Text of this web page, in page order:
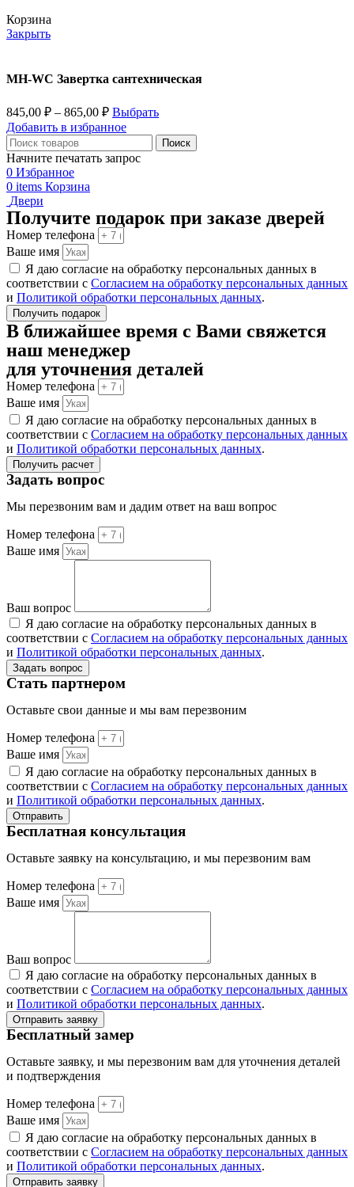
Корзина
Закрыть
MH-WC Завертка сантехническая
845,00 ₽ – 865,00 ₽ Выбрать
Добавить в избранное
Поиск
Начните печатать запрос
0 Избранное
0 items Корзина
Двери
Получите подарок при заказе дверей
Номер телефона
Ваше имя
Я даю согласие на обработку персональных данных в
соответствии с Согласием на обработку персональных данных
и Политикой обработки персональных данных.
Получить подарок
В ближайшее время с Вами свяжется
наш менеджер
для уточнения деталей
Номер телефона
Ваше имя
Я даю согласие на обработку персональных данных в
соответствии с Согласием на обработку персональных данных
и Политикой обработки персональных данных.
Получить расчет
Задать вопрос
Мы перезвоним вам и дадим ответ на ваш вопрос
Номер телефона
Ваше имя
Ваш вопрос
Я даю согласие на обработку персональных данных в
соответствии с Согласием на обработку персональных данных
и Политикой обработки персональных данных.
Задать вопрос
Стать партнером
Оставьте свои данные и мы вам перезвоним
Номер телефона
Ваше имя
Я даю согласие на обработку персональных данных в
соответствии с Согласием на обработку персональных данных
и Политикой обработки персональных данных.
Отправить
Бесплатная консультация
Оставьте заявку на консультацию, и мы перезвоним вам
Номер телефона
Ваше имя
Ваш вопрос
Я даю согласие на обработку персональных данных в
соответствии с Согласием на обработку персональных данных
и Политикой обработки персональных данных.
Отправить заявку
Бесплатный замер
Оставьте заявку, и мы перезвоним вам для уточнения деталей
и подтверждения
Номер телефона
Ваше имя
Я даю согласие на обработку персональных данных в
соответствии с Согласием на обработку персональных данных
и Политикой обработки персональных данных.
Отправить заявку